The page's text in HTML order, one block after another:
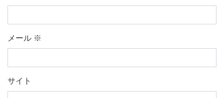
メール ※
サイト